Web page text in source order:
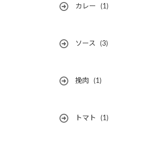
カレー (1)
ソース (3)
挽肉 (1)
トマト (1)